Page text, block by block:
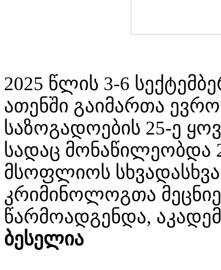
2025 წლის 3-6
ათენში გაიმართა
საზოგადოების 25-ე
სადაც მონაწილეობდა
მსოფლიოს
კრიმინოლოგთა
წარმოადგენდა,
ბესელია